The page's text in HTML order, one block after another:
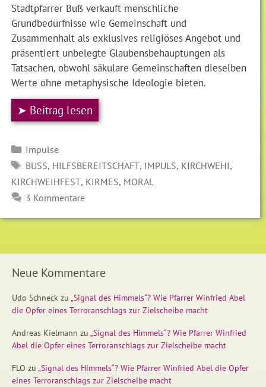
Stadtpfarrer Buß verkauft menschliche
Grundbedürfnisse wie Gemeinschaft und
Zusammenhalt als exklusives religiöses Angebot und
präsentiert unbelegte Glaubensbehauptungen als
Tatsachen, obwohl säkulare Gemeinschaften dieselben
Werte ohne metaphysische Ideologie bieten.
➤ Beitrag lesen
Kategorien
Impulse
SCHLAGWÖRTER
BUSS , HILFSBEREITSCHAFT, IMPULS, KIRCHWEHI,
KIRCHWEIHFEST, KIRMES, MORAL
3 Kommentare
Neue Kommentare
Udo Schneck zu „Signal des Himmels“? Wie Pfarrer Winfried Abel
die Opfer eines Terroranschlags zur Zielscheibe macht
Andreas Kielmann zu „Signal des Himmels“? Wie Pfarrer Winfried
Abel die Opfer eines Terroranschlags zur Zielscheibe macht
FLO zu „Signal des Himmels“? Wie Pfarrer Winfried Abel die Opfer
eines Terroranschlags zur Zielscheibe macht